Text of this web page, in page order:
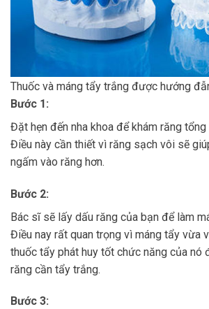
Thuốc và máng tẩy trắng được hướng
Bước 1:
Đặt hẹn đến nha khoa để khám răng
Điều này cần thiết vì răng sạch vôi sẽ
ngấm vào răng hơn.
Bước 2:
Bác sĩ sẽ lấy dấu răng của bạn để làm
Điều nay rất quan trọng vì máng tẩy vừa
thuốc tẩy phát huy tốt chức năng của nó
răng cần tẩy trắng.
Bước 3: